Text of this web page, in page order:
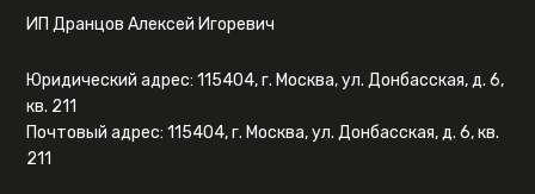
ИП Дранцов Алексей Игоревич
Юридический адрес: 115404, г. Москва, ул. Донбасская, д. 6,
кв. 211
Почтовый адрес: 115404, г. Москва, ул. Донбасская, д. 6, кв.
211